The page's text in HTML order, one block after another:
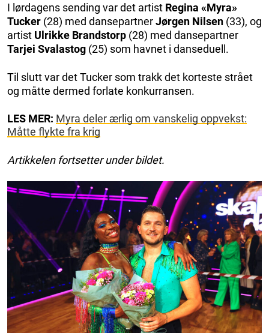
I lørdagens sending var det artist Regina «Myra»
Tucker (28) med dansepartnerJørgen Nilsen (33), og
artist Ulrikke Brandstorp (28) med dansepartner
Tarjei Svalastog (25) som havnet i danseduell.
Til slutt var det Tucker som trakk det korteste strået
og måtte dermed forlate konkurransen.
LES MER: Myra deler ærlig om vanskelig oppvekst:
Måtte flykte fra krig
Artikkelen fortsetter under bildet.